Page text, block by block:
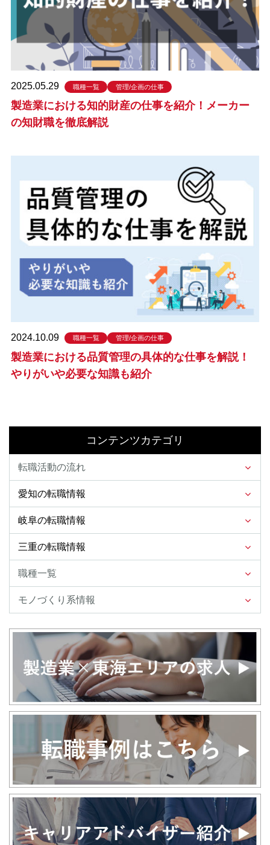
2025.05.29 職種一覧 管理/企画の仕事
製造業における知的財産の仕事を紹介！メーカー
の知財職を徹底解説
2024.10.09 職種一覧 管理/企画の仕事
製造業における品質管理の具体的な仕事を解説！
やりがいや必要な知識も紹介
コンテンツカテゴリ
転職活動の流れ
愛知の転職情報
岐阜の転職情報
三重の転職情報
職種一覧
モノづくり系情報